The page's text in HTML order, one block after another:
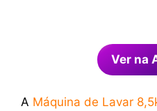
Ver na
A Máquina de Lavar